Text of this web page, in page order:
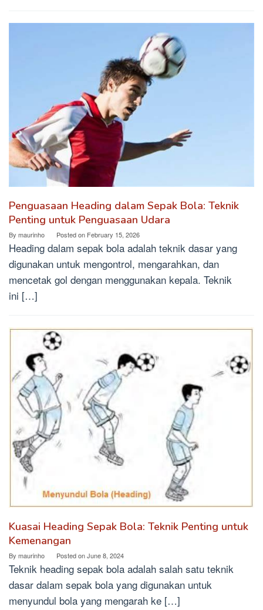
Penguasaan Heading dalam Sepak Bola: Teknik
Penting untuk Penguasaan Udara
By maurinho Posted on February 15, 2026
Heading dalam sepak bola adalah teknik dasar yang
digunakan untuk mengontrol, mengarahkan, dan
mencetak gol dengan menggunakan kepala. Teknik
ini […]
Kuasai Heading Sepak Bola: Teknik Penting untuk
Kemenangan
By maurinho Posted onJune 8, 2024
Teknik heading sepak bola adalah salah satu teknik
dasar dalam sepak bola yang digunakan untuk
menyundul bola yang mengarah ke […]